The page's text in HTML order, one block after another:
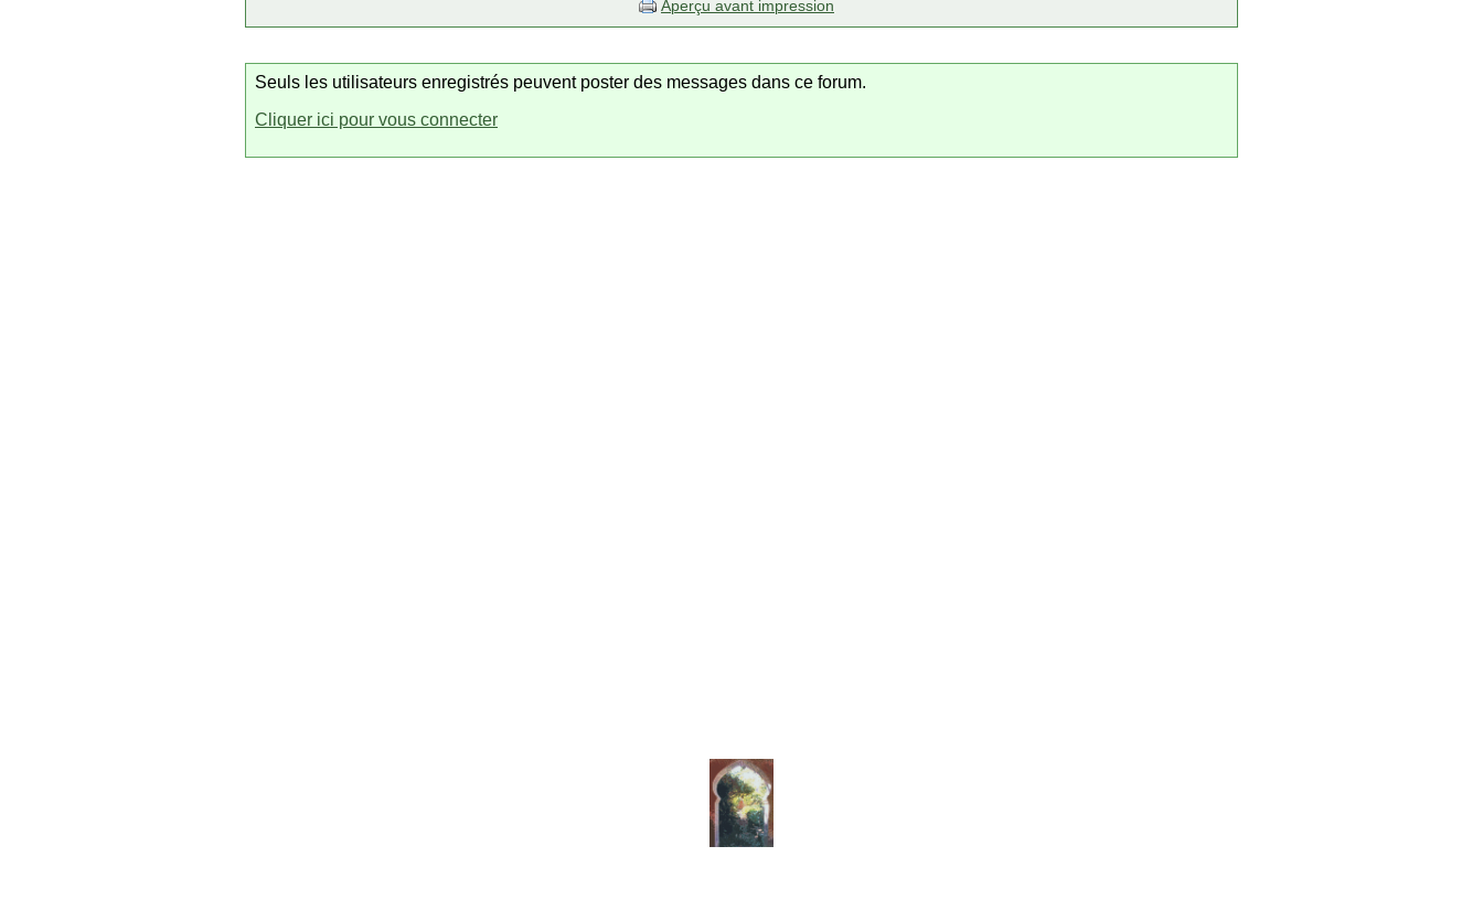
Aperçu avant impression
Seuls les utilisateurs enregistrés peuvent poster des messages dans ce forum.
Cliquer ici pour vous connecter